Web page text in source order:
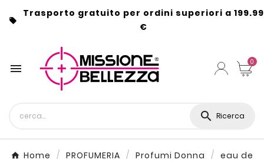

Trasporto gratuito per ordini superiori a 199.99
€
 0
 Ricerca
Home PROFUMERIA Profumi Donna
eau de